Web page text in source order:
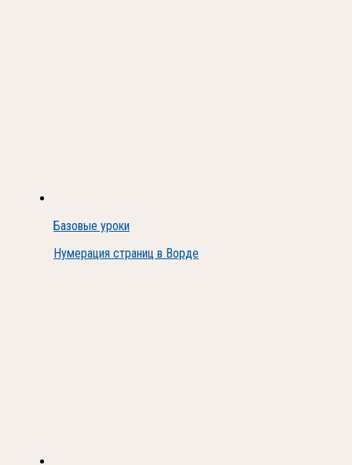
Базовые уроки
Нумерация страниц в Ворде